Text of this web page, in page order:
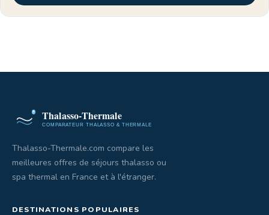
Thalasso-Thermale.com compare les
meilleures offres de séjours thalasso ou
spa thermal en France et à l'étranger.
DESTINATIONS POPULAIRES